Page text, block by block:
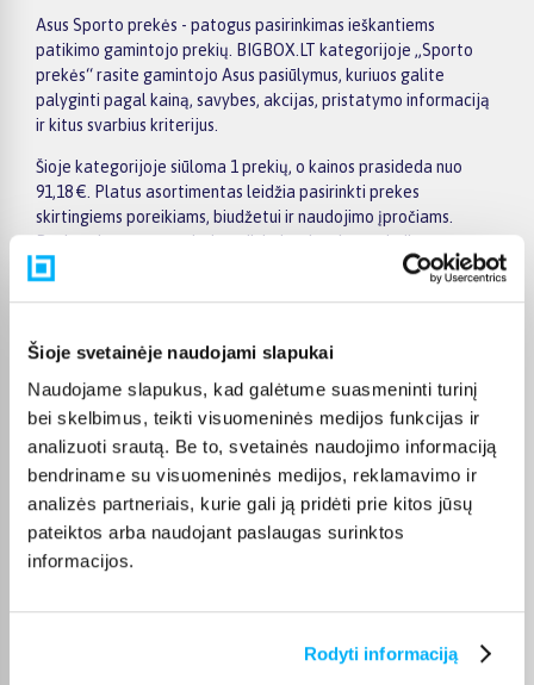
Šioje svetainėje naudojami slapukai
Naudojame slapukus, kad galėtume suasmeninti turinį
bei skelbimus, teikti visuomeninės medijos funkcijas ir
analizuoti srautą. Be to, svetainės naudojimo informaciją
bendriname su visuomeninės medijos, reklamavimo ir
analizės partneriais, kurie gali ją pridėti prie kitos jūsų
pateiktos arba naudojant paslaugas surinktos
informacijos.
Rodyti informaciją
Asus Sporto prekės - patogus pasirinkimas ieškantiems
patikimo gamintojo prekių. BIGBOX.LT kategorijoje „Sporto
prekės“ rasite gamintojo Asus pasiūlymus, kuriuos galite
palyginti pagal kainą, savybes, akcijas, pristatymo informaciją
ir kitus svarbius kriterijus.
Šioje kategorijoje siūloma 1 prekių, o kainos prasideda nuo
91,18 €. Platus asortimentas leidžia pasirinkti prekes
skirtingiems poreikiams, biudžetui ir naudojimo įpročiams.
Renkantis verta įvertinti ne tik kainą, bet ir pagrindines
savybes, funkcionalumą, komplektaciją, garantijos sąlygas bei
pasiūlymus ir patogiai palyginti Asus prekes tarpusavyje.
Atsižvelkite į jums svarbiausius kriterijus, pristatymo
informaciją ir prekės aprašymą, kad galėtumėte priimti patogų
ir apgalvotą sprendimą.
Palyginkite Asus prekes BIGBOX.LT ir išsirinkite tinkamiausią
variantą internetu.